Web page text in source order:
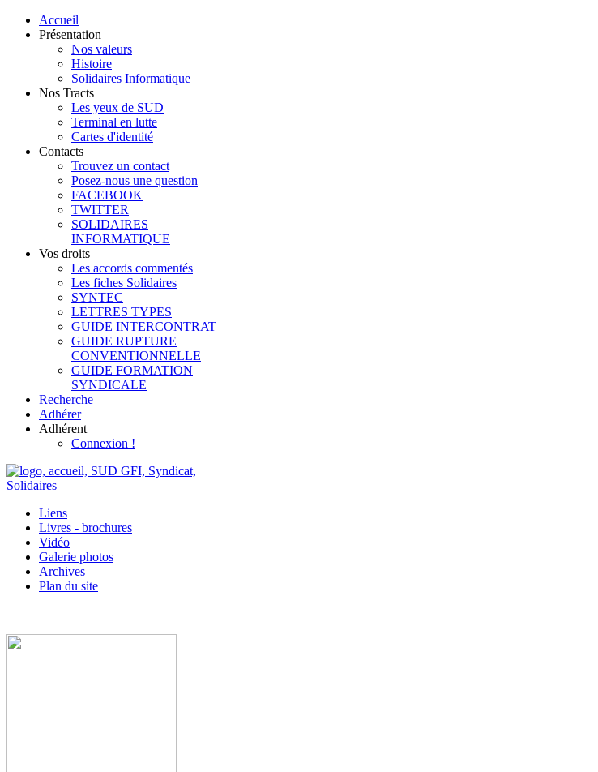
Accueil
Présentation
Nos valeurs
Histoire
Solidaires Informatique
Nos Tracts
Les yeux de SUD
Terminal en lutte
Cartes d'identité
Contacts
Trouvez un contact
Posez-nous une question
FACEBOOK
TWITTER
SOLIDAIRES
INFORMATIQUE
Vos droits
Les accords commentés
Les fiches Solidaires
SYNTEC
LETTRES TYPES
GUIDE INTERCONTRAT
GUIDE RUPTURE
CONVENTIONNELLE
GUIDE FORMATION
SYNDICALE
Recherche
Adhérer
Adhérent
Connexion !
Liens
Livres - brochures
Vidéo
Galerie photos
Archives
Plan du site